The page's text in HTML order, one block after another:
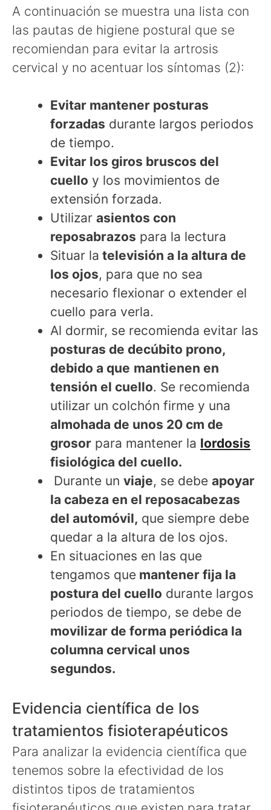
A continuación se muestra una lista con
las pautas de higiene postural que se
recomiendan para evitar la artrosis
cervical y no acentuar los síntomas (2):
Evitar mantener posturas
forzadas durante largos periodos
de tiempo.
Evitar los giros bruscos del
cuello y los movimientos de
extensión forzada.
Utilizar asientos con
reposabrazos para la lectura
Situar la televisión a la altura de
los ojos, para que no sea
necesario flexionar o extender el
cuello para verla.
Al dormir, se recomienda evitar las
posturas de decúbito prono,
debido a que mantienen en
tensión el cuello. Se recomienda
utilizar un colchón firme y una
almohada de unos 20 cm de
grosor para mantener la lordosis
fisiológica del cuello.
Durante un viaje, se debe apoyar
la cabeza en el reposacabezas
del automóvil, que siempre debe
quedar a la altura de los ojos.
En situaciones en las que
tengamos que mantener fija la
postura del cuello durante largos
periodos de tiempo, se debe de
movilizar de forma periódica la
columna cervical unos
segundos.
Evidencia científica de los
tratamientos fisioterapéuticos
Para analizar la evidencia científica que
tenemos sobre la efectividad de los
distintos tipos de tratamientos